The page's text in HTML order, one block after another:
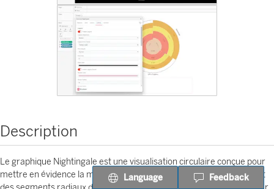
Description
Le graphique Nightingale est une visualisation circulaire conçue pour
mettre en évidence la magnitude relative des catégories, en utilisant
Language Feedback